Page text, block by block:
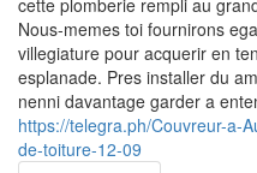
cette plomberie rempli au
Nous-memes toi fournirons
villegiature pour acquerir en
esplanade. Pres installer du
nenni davantage garder a
https://telegra.ph/Couvreur-a-
de-toiture-12-09